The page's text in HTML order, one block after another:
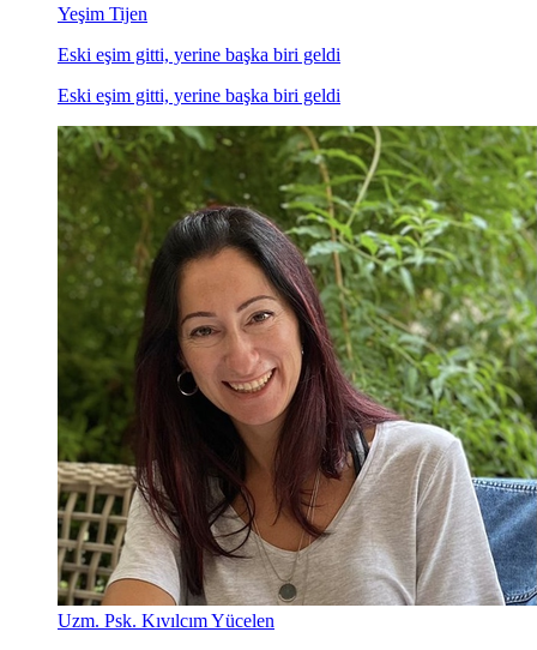
Yeşim Tijen
Eski eşim gitti, yerine başka biri geldi
Eski eşim gitti, yerine başka biri geldi
Uzm. Psk. Kıvılcım Yücelen